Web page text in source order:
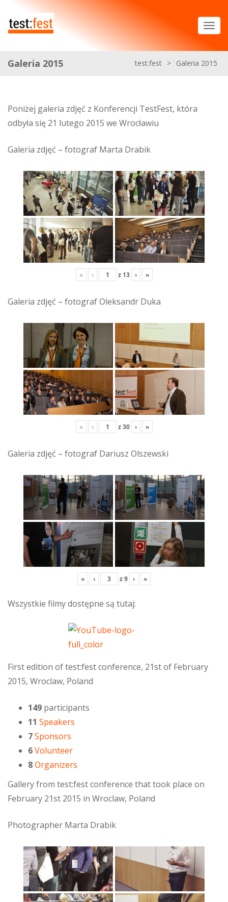
Galeria 2015 test:fest > Galeria 2015
Poniżej galeria zdjęć z Konferencji TestFest, która
odbyła się 21 lutego 2015 we Wrocławiu
Galeria zdjęć – fotograf Marta Drabik
« ‹ z 13 › »
Galeria zdjęć – fotograf Oleksandr Duka
« ‹ z30 › »
Galeria zdjęć – fotograf Dariusz Olszewski
« ‹ z9 › »
Wszystkie filmy dostępne są tutaj:
First edition of test:fest conference, 21st of February
2015, Wroclaw, Poland
149 participants
11 Speakers
7Sponsors
6Volunteer
8Organizers
Gallery from test:fest conference that took place on
February 21st 2015 in Wroclaw, Poland
Photographer Marta Drabik